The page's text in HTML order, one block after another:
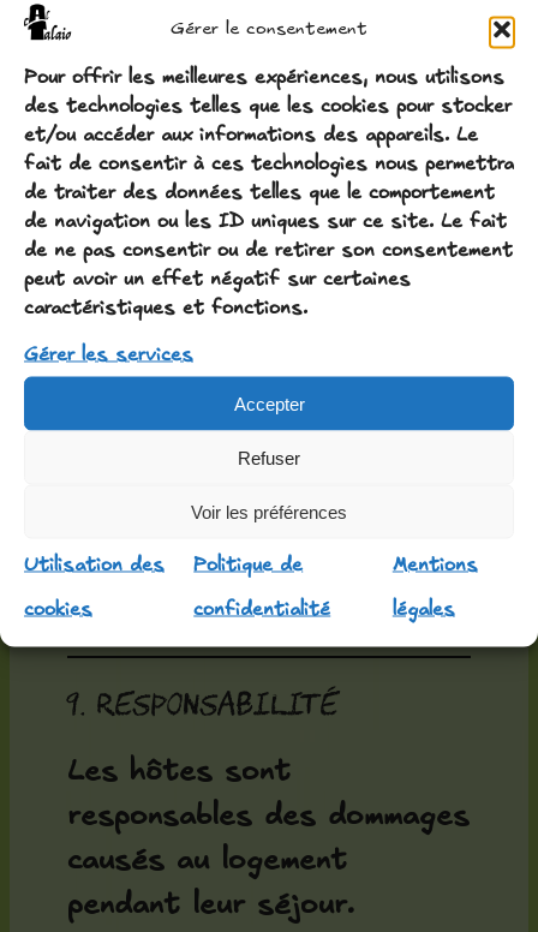
Gérer le consentement
Pour offrir les meilleures expériences, nous utilisons
des technologies telles que les cookies pour stocker
et/ou accéder aux informations des appareils. Le
fait de consentir à ces technologies nous permettra
de traiter des données telles que le comportement
de navigation ou les ID uniques sur ce site. Le fait
de ne pas consentir ou de retirer son consentement
peut avoir un effet négatif sur certaines
caractéristiques et fonctions.
Gérer les services
Accepter
Refuser
Voir les préférences
Utilisation des
cookies
Politique de
confidentialité
Mentions
légales
coexistence et le repos
du voisinage
Ne pas exercer
d’activités nuisibles,
dangereuses ou illégales
Utiliser les installations
de manière appropriée
Maintenir le logement en
bon état
Le non-respect de ces
règles peut entraîner la
résiliation anticipée du
séjour sans remboursement.
9. Responsabilité
Les hôtes sont
responsables des dommages
causés au logement
pendant leur séjour.